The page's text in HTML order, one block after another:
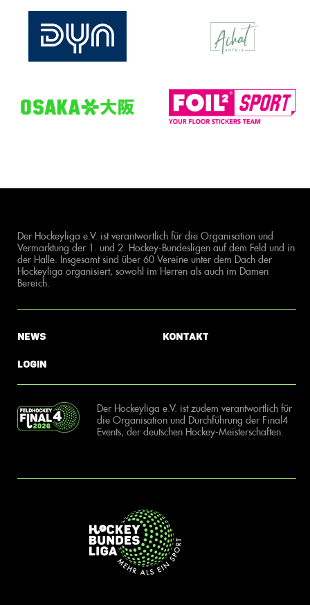
Der Hockeyliga e.V. ist verantwortlich für die Organisation und
Vermarktung der 1. und 2. Hockey-Bundesligen auf dem Feld und in
der Halle. Insgesamt sind über 60 Vereine unter dem Dach der
Hockeyliga organisiert, sowohl im Herren als auch im Damen
Bereich.
News
Login
Kontakt
Der Hockeyliga e.V. ist zudem verantwortlich für
die Organisation und Durchführung der Final4
Events, der deutschen Hockey-Meisterschaften.